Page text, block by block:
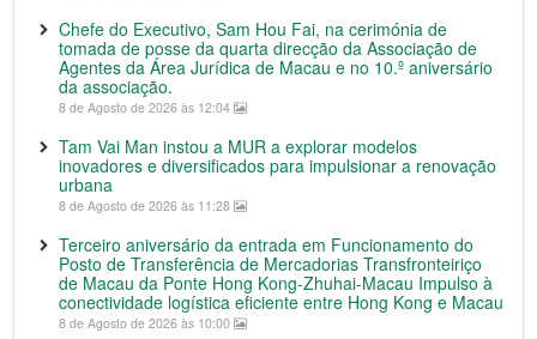
Chefe do Executivo, Sam Hou Fai, na cerimónia de
tomada de posse da quarta direcção da Associação de
Agentes da Área Jurídica de Macau e no 10.º aniversário
da associação.
8 de Agosto de 2026 às 12:04
Tam Vai Man instou a MUR a explorar modelos
inovadores e diversificados para impulsionar a renovação
urbana
8 de Agosto de 2026 às 11:28
Terceiro aniversário da entrada em Funcionamento do
Posto de Transferência de Mercadorias Transfronteiriço
de Macau da Ponte Hong Kong-Zhuhai-Macau Impulso à
conectividade logística eficiente entre Hong Kong e Macau
8 de Agosto de 2026 às 10:00